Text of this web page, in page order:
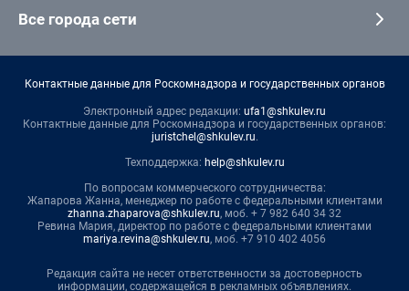
Все города сети
Контактные данные для Роскомнадзора и государственных органов
Электронный адрес редакции: ufa1@shkulev.ru
Контактные данные для Роскомнадзора и государственных органов:
juristchel@shkulev.ru.
Техподдержка: help@shkulev.ru
По вопросам коммерческого сотрудничества:
Жапарова Жанна, менеджер по работе с федеральными клиентами
zhanna.zhaparova@shkulev.ru, моб. + 7 982 640 34 32
Ревина Мария, директор по работе с федеральными клиентами
mariya.revina@shkulev.ru, моб. +7 910 402 4056
Редакция сайта не несет ответственности за достоверность
информации, содержащейся в рекламных объявлениях.